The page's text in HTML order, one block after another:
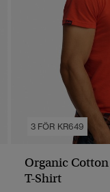
3 FÖR KR649
Organic
T-Shirt